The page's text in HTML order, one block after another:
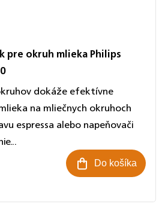
pre okruh mlieka Philips
Do košíka
dokáže efektívne
na mliečnych okruhoch
espressa alebo napeňovači